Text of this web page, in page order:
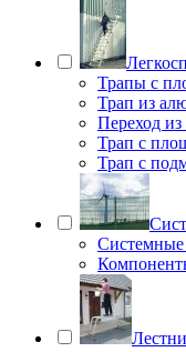
Трапы с
Трап из
Переход
Трап с
Трап с
Системные